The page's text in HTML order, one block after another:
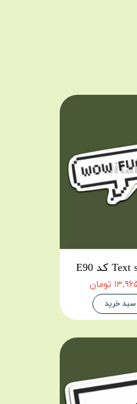
تومان
سبد خرید